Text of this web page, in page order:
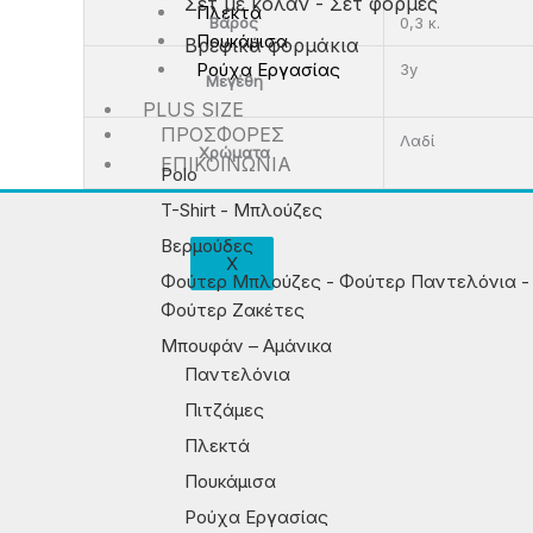
Βρεφικά φορμάκια
PLUS SIZE
Polo
T-Shirt - Μπλούζες
Βερμούδες
Φούτερ Μπλούζες - Φούτερ Παντελόνια -
Φούτερ Ζακέτες
Μπουφάν – Αμάνικα
Παντελόνια
Πιτζάμες
Πλεκτά
Πουκάμισα
Ρούχα Εργασίας
Πλεκτά
Πουκάμισα
Ρούχα Εργασίας
ΠΡΟΣΦΟΡΈΣ
ΕΠΙΚΟΙΝΩΝΊΑ
X
Βάρος 0,3 κ.
Μεγέθη
3y
Χρώματα
Λαδί